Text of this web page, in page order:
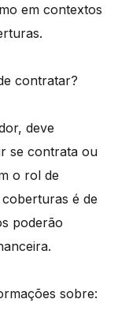
em contextos
contratar?
deve
se contrata ou
o rol de
é de
poderão
sobre: